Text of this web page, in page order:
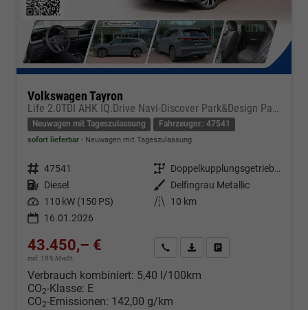
Volkswagen Tayron
Life 2.0TDI AHK IQ.Drive Navi-Discover Park&Design Paket
Neuwagen mit Tageszulassung Fahrzeugnr.: 47541
sofort lieferbar Neuwagen mit Tageszulassung
Fahrzeugnr. 47541 Getriebe
Doppelkupplungsgetriebe (DSG)
Kraftstoff Diesel Außenfarbe
Delfingrau Metallic
Leistung 110 kW (150 PS) Kilometerstand
10 km
16.01.2026
43.450,– €
incl. 19% MwSt.
Kontakt & Angebot anfordern
PDF-Datei, Fahrzeugexposé
Verbrauch kombiniert: 5,40 l/100km
CO2-Klasse: E
CO2-Emissionen: 142,00 g/km